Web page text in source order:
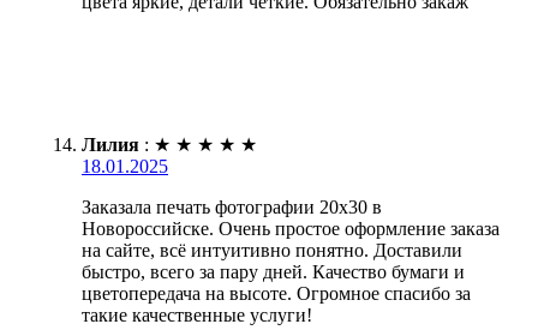
Лилия : ★ ★ ★ ★ ★
18.01.2025
Заказала печать фотографии 20х30 в
Новороссийске. Очень простое оформление заказа
на сайте, всё интуитивно понятно. Доставили
быстро, всего за пару дней. Качество бумаги и
цветопередача на высоте. Огромное спасибо за
такие качественные услуги!